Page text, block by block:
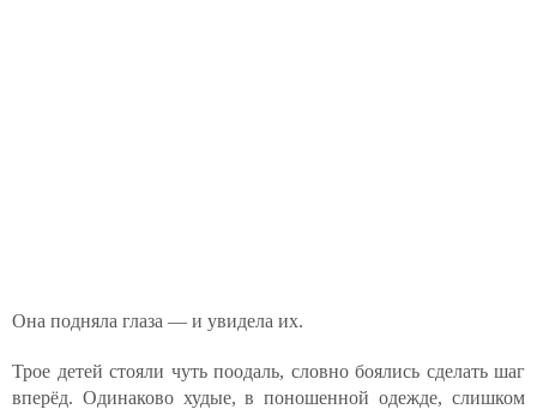
Она подняла глаза — и увидела их.
Трое детей стояли чуть поодаль, словно боялись сделать шаг
вперёд. Одинаково худые, в поношенной одежде, слишком